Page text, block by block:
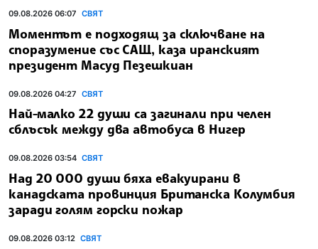
09.08.2026 06:07 СВЯТ
Моментът е подходящ за сключване на
споразумение със САЩ, каза иранският
президент Масуд Пезешкиан
09.08.2026 04:27 СВЯТ
Най-малко 22 души са загинали при челен
сблъсък между два автобуса в Нигер
09.08.2026 03:54 СВЯТ
Над 20 000 души бяха евакуирани в
канадската провинция Британска Колумбия
заради голям горски пожар
09.08.2026 03:12 СВЯТ